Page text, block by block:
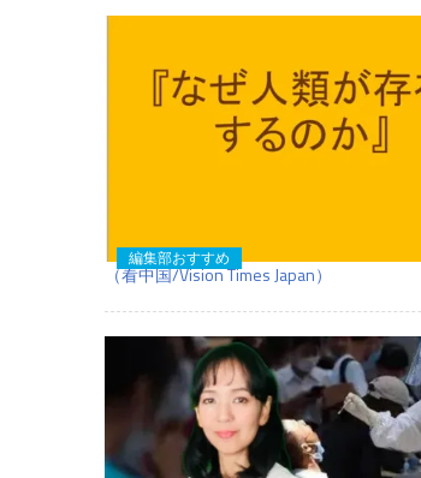
（看中国/Vision Times Japan）
編集部おすすめ